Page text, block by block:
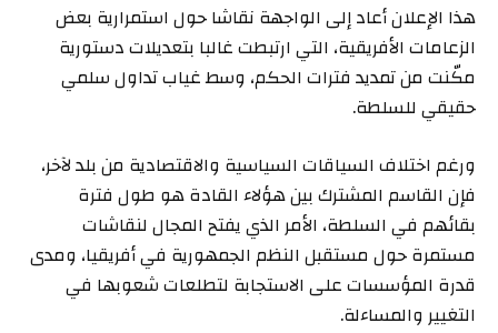
هذا الإعلان أعاد إلى الواجهة نقاشا حول استمرارية بعض
الزعامات الأفريقية، التي ارتبطت غالبا بتعديلات دستورية
مكّنت من تمديد فترات الحكم، وسط غياب تداول سلمي
حقيقي للسلطة.
ورغم اختلاف السياقات السياسية والاقتصادية من بلد لآخر،
فإن القاسم المشترك بين هؤلاء القادة هو طول فترة
بقائهم في السلطة، الأمر الذي يفتح المجال لنقاشات
مستمرة حول مستقبل النظم الجمهورية في أفريقيا، ومدى
قدرة المؤسسات على الاستجابة لتطلعات شعوبها في
التغيير والمساءلة.